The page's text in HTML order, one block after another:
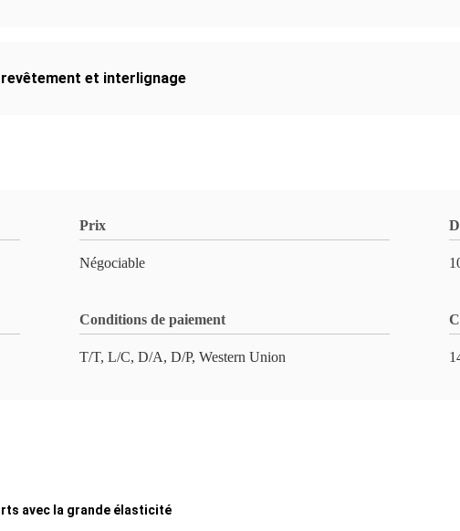
revêtement et interlignage
Prix
Négociable
Conditions de paiement
T/T, L/C, D/A, D/P, Western Union
avec la grande élasticité